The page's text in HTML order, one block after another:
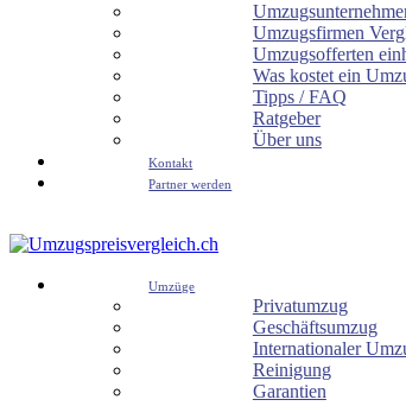
Umzugsfirmen
Umzugsofferten
Was kostet ein
Tipps / FAQ
Ratgeber
Über uns
Kontakt
Partner werden
Umzüge
Privatumzug
Geschäftsumzug
Internationaler
Reinigung
Garantien